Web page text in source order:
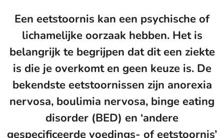
Een eetstoornis kan een psychische of
lichamelijke oorzaak hebben. Het is
belangrijk te begrijpen dat dit een ziekte
is die je overkomt en geen keuze is. De
bekendste eetstoornissen zijn anorexia
nervosa, boulimia nervosa, binge eating
disorder (BED) en ‘andere
gespecificeerde voedings- of eetstoornis’